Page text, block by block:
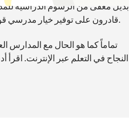
بديل معفى من الرسوم الدراسية
قادرون على توفير خيار مدرسي قوي، مما يجعل التعليم الجيد في متناول جميع طلاب لويزيانا في الصفوف من الروضة إلى الصف الثاني عشر.
تماماً كما هو الحال مع المدارس
النجاح في التعلم عبر الإنترنت.